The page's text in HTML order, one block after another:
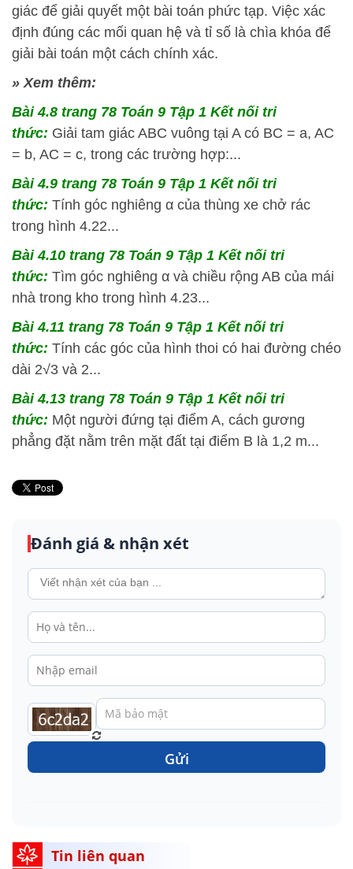
giác để giải quyết một bài toán phức tạp. Việc xác
định đúng các mối quan hệ và tỉ số là chìa khóa để
giải bài toán một cách chính xác.
» Xem thêm:
Bài 4.8 trang 78 Toán 9 Tập 1 Kết nối tri
thức: Giải tam giác ABC vuông tại A có BC = a, AC
= b, AC = c, trong các trường hợp:...
Bài 4.9 trang 78 Toán 9 Tập 1 Kết nối tri
thức: Tính góc nghiêng α của thùng xe chở rác
trong hình 4.22...
Bài 4.10 trang 78 Toán 9 Tập 1 Kết nối tri
thức: Tìm góc nghiêng α và chiều rộng AB của mái
nhà trong kho trong hình 4.23...
Bài 4.11 trang 78 Toán 9 Tập 1 Kết nối tri
thức: Tính các góc của hình thoi có hai đường chéo
dài 2√3 và 2...
Bài 4.13 trang 78 Toán 9 Tập 1 Kết nối tri
thức: Một người đứng tại điểm A, cách gương
phẳng đặt nằm trên mặt đất tại điểm B là 1,2 m...
Đánh giá & nhận xét
Gửi
Tin liên quan